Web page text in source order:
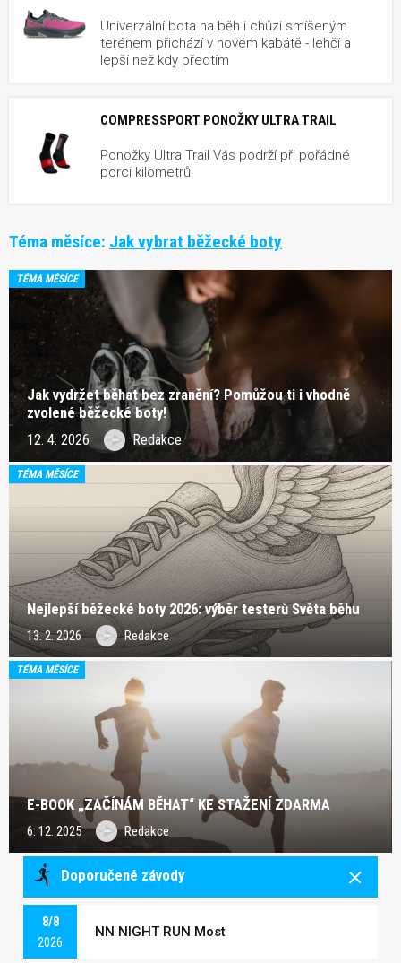
Univerzální bota na běh i chůzi smíšeným
terénem přichází v novém kabátě - lehčí a
lepší než kdy předtím
COMPRESSPORT PONOŽKY ULTRA TRAIL
Ponožky Ultra Trail Vás podrží při pořádné
porci kilometrů!
Téma měsíce: Jak vybrat běžecké boty
TÉMA MĚSÍCE
Jak vydržet běhat bez zranění? Pomůžou ti i vhodně
zvolené běžecké boty!
12. 4. 2026 Redakce
TÉMA MĚSÍCE
Nejlepší běžecké boty 2026: výběr testerů Světa běhu
13. 2. 2026 Redakce
TÉMA MĚSÍCE
E-BOOK „ZAČÍNÁM BĚHAT“ KE STAŽENÍ ZDARMA
6. 12. 2025 Redakce
Doporučené závody
8/8
2026
NN NIGHT RUN Most